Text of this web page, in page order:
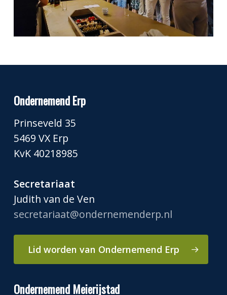
Ondernemend Erp
Prinseveld 35
5469 VX Erp
KvK 40218985
Secretariaat
Judith van de Ven
secretariaat@ondernemenderp.nl
Lid worden van Ondernemend Erp
Ondernemend Meierijstad